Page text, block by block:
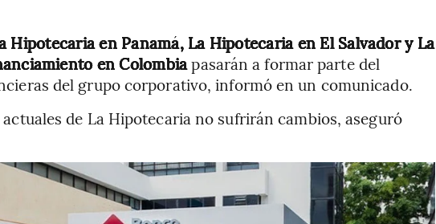
Hipotecaria en Panamá, La Hipotecaria en El Salvador y La
en Colombiapasarán a formar parte del
del grupo corporativo, informó en un comunicado.
de La Hipotecaria no sufrirán cambios, aseguró